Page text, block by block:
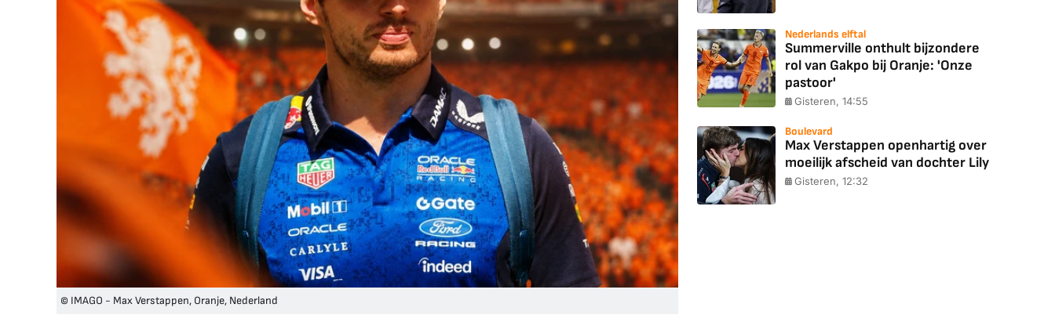
© IMAGO - Max Verstappen, Oranje, Nederland
Nederlands elftal
Summerville onthult bijzondere
rol van Gakpo bij Oranje: 'Onze
pastoor'
Gisteren, 14:55
Boulevard
Max Verstappen openhartig over
moeilijk afscheid van dochter Lily
Gisteren, 12:32